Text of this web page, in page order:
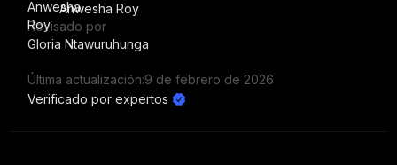
Anwesha Roy
Revisado por
Gloria Ntawuruhunga
Última actualización:9 de febrero de 2026
Verificado por expertos